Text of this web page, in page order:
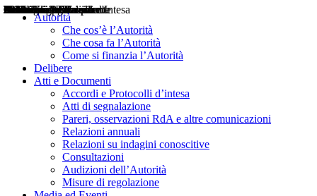
Autorità
Che cos’è l’Autorità
Che cosa fa l’Autorità
Come si finanzia l’Autorità
Delibere
Atti e Documenti
Accordi e Protocolli d’intesa
Atti di segnalazione
Pareri, osservazioni RdA e altre comunicazioni
Relazioni annuali
Relazioni su indagini conoscitive
Consultazioni
Audizioni dell’Autorità
Misure di regolazione
Delibere
Pareri
Consultazioni
Audizioni
Atti di Segnalazione
Accordi e Protocolli d'Intesa
Relazioni annuali
Misure di regolazione
Notizie
Comunicati Stampa
Bollettini ART
Convegni ART
Interviste del Presidente
Articoli in primo piano
Interventi del Presidente
2004
2005
2010
2013
2014
2015
2016
2017
2018
2019
202
2020
2021
2022
2023
2024
2025
2026
Aereo
Marittimo
Terrestre